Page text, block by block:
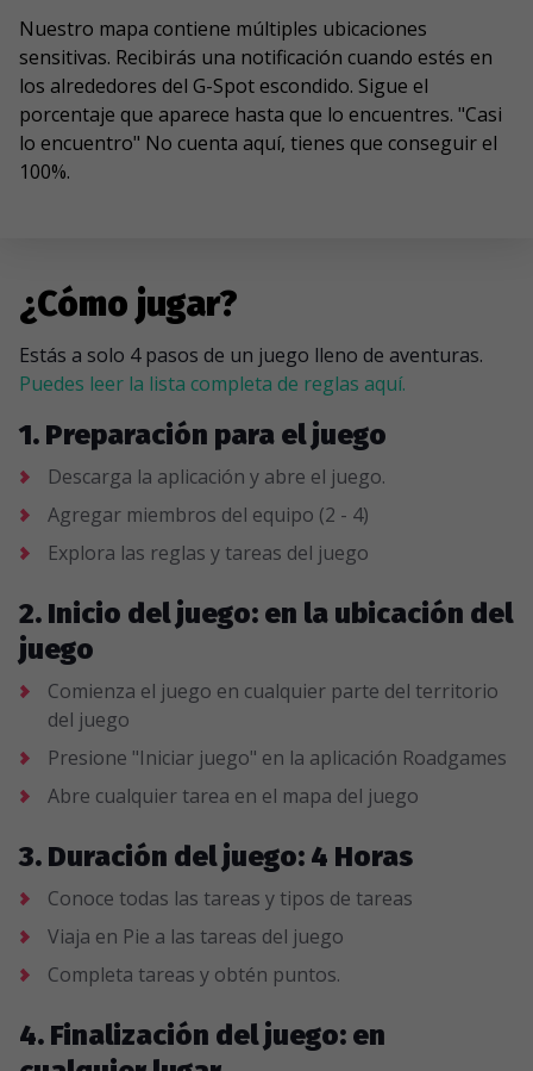
Nuestro mapa contiene múltiples ubicaciones
sensitivas. Recibirás una notificación cuando estés en
los alrededores del G-Spot escondido. Sigue el
porcentaje que aparece hasta que lo encuentres. "Casi
lo encuentro" No cuenta aquí, tienes que conseguir el
100%.
¿Cómo jugar?
Estás a solo 4 pasos de un juego lleno de aventuras.
Puedes leer la lista completa de reglas aquí.
1. Preparación para el juego
Descarga la aplicación y abre el juego.
Agregar miembros del equipo (2 - 4)
Explora las reglas y tareas del juego
2. Inicio del juego: en la ubicación del
juego
Comienza el juego en cualquier parte del territorio
del juego
Presione "Iniciar juego" en la aplicación Roadgames
Abre cualquier tarea en el mapa del juego
3. Duración del juego: 4 Horas
Conoce todas las tareas y tipos de tareas
Viaja en Pie a las tareas del juego
Completa tareas y obtén puntos.
4. Finalización del juego: en